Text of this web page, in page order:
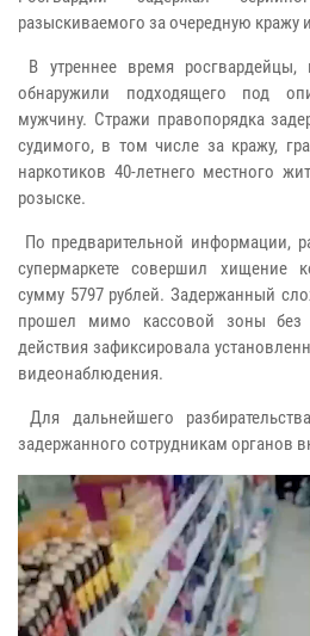
разыскиваемого за очередную кражу
В утреннее время росгвардейцы,
обнаружили подходящего под
мужчину. Стражи правопорядка
судимого, в том числе за кражу,
наркотиков 40-летнего местного
розыске.
По предварительной информации,
супермаркете совершил хищение
сумму 5797 рублей. Задержанный
прошел мимо кассовой зоны без
действия зафиксировала
видеонаблюдения.
Для дальнейшего
задержанного сотрудникам органов